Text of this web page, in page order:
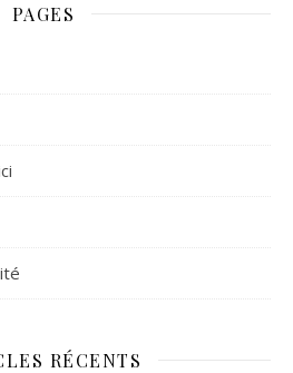
PAGES
RÉCENTS